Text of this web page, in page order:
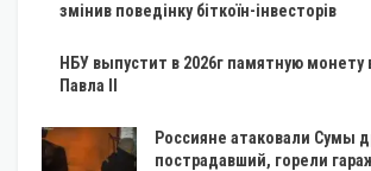
змінив поведінку біткоїн-інвесторів
НБУ выпустит в 2026г памятную монету
Павла II
Россияне атаковали Сумы
пострадавший, горели